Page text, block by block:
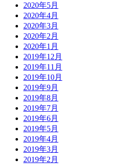
2020年5月
2020年4月
2020年3月
2020年2月
2020年1月
2019年12月
2019年11月
2019年10月
2019年9月
2019年8月
2019年7月
2019年6月
2019年5月
2019年4月
2019年3月
2019年2月